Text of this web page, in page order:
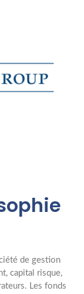
de gestion
capital risque,
Les fonds